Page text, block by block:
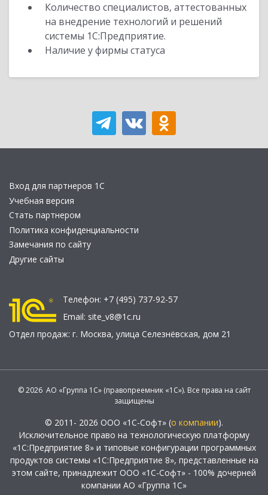
Количество специалистов, аттестованных
на внедрение технологий и решений
системы 1С:Предприятие.
Наличие у фирмы статуса
Вход для партнеров 1С
Учебная версия
Стать партнером
Политика конфиденциальности
Замечания по сайту
Другие сайты
Телефон: +7 (495) 737-92-57
Email: site_v8@1c.ru
Отдел продаж: г. Москва, улица Селезнёвская, дом 21
© 2026 АО «Группа 1С» (правопреемник «1С»). Все права на сайт
защищены
© 2011- 2026 ООО «1С-Софт» (о компании).
Исключительное право на технологическую платформу
«1С:Предприятие 8» и типовые конфигурации программных
продуктов системы «1С:Предприятие 8», представленные на
этом сайте, принадлежит ООО «1С-Софт» - 100% дочерней
компании АО «Группа 1С»